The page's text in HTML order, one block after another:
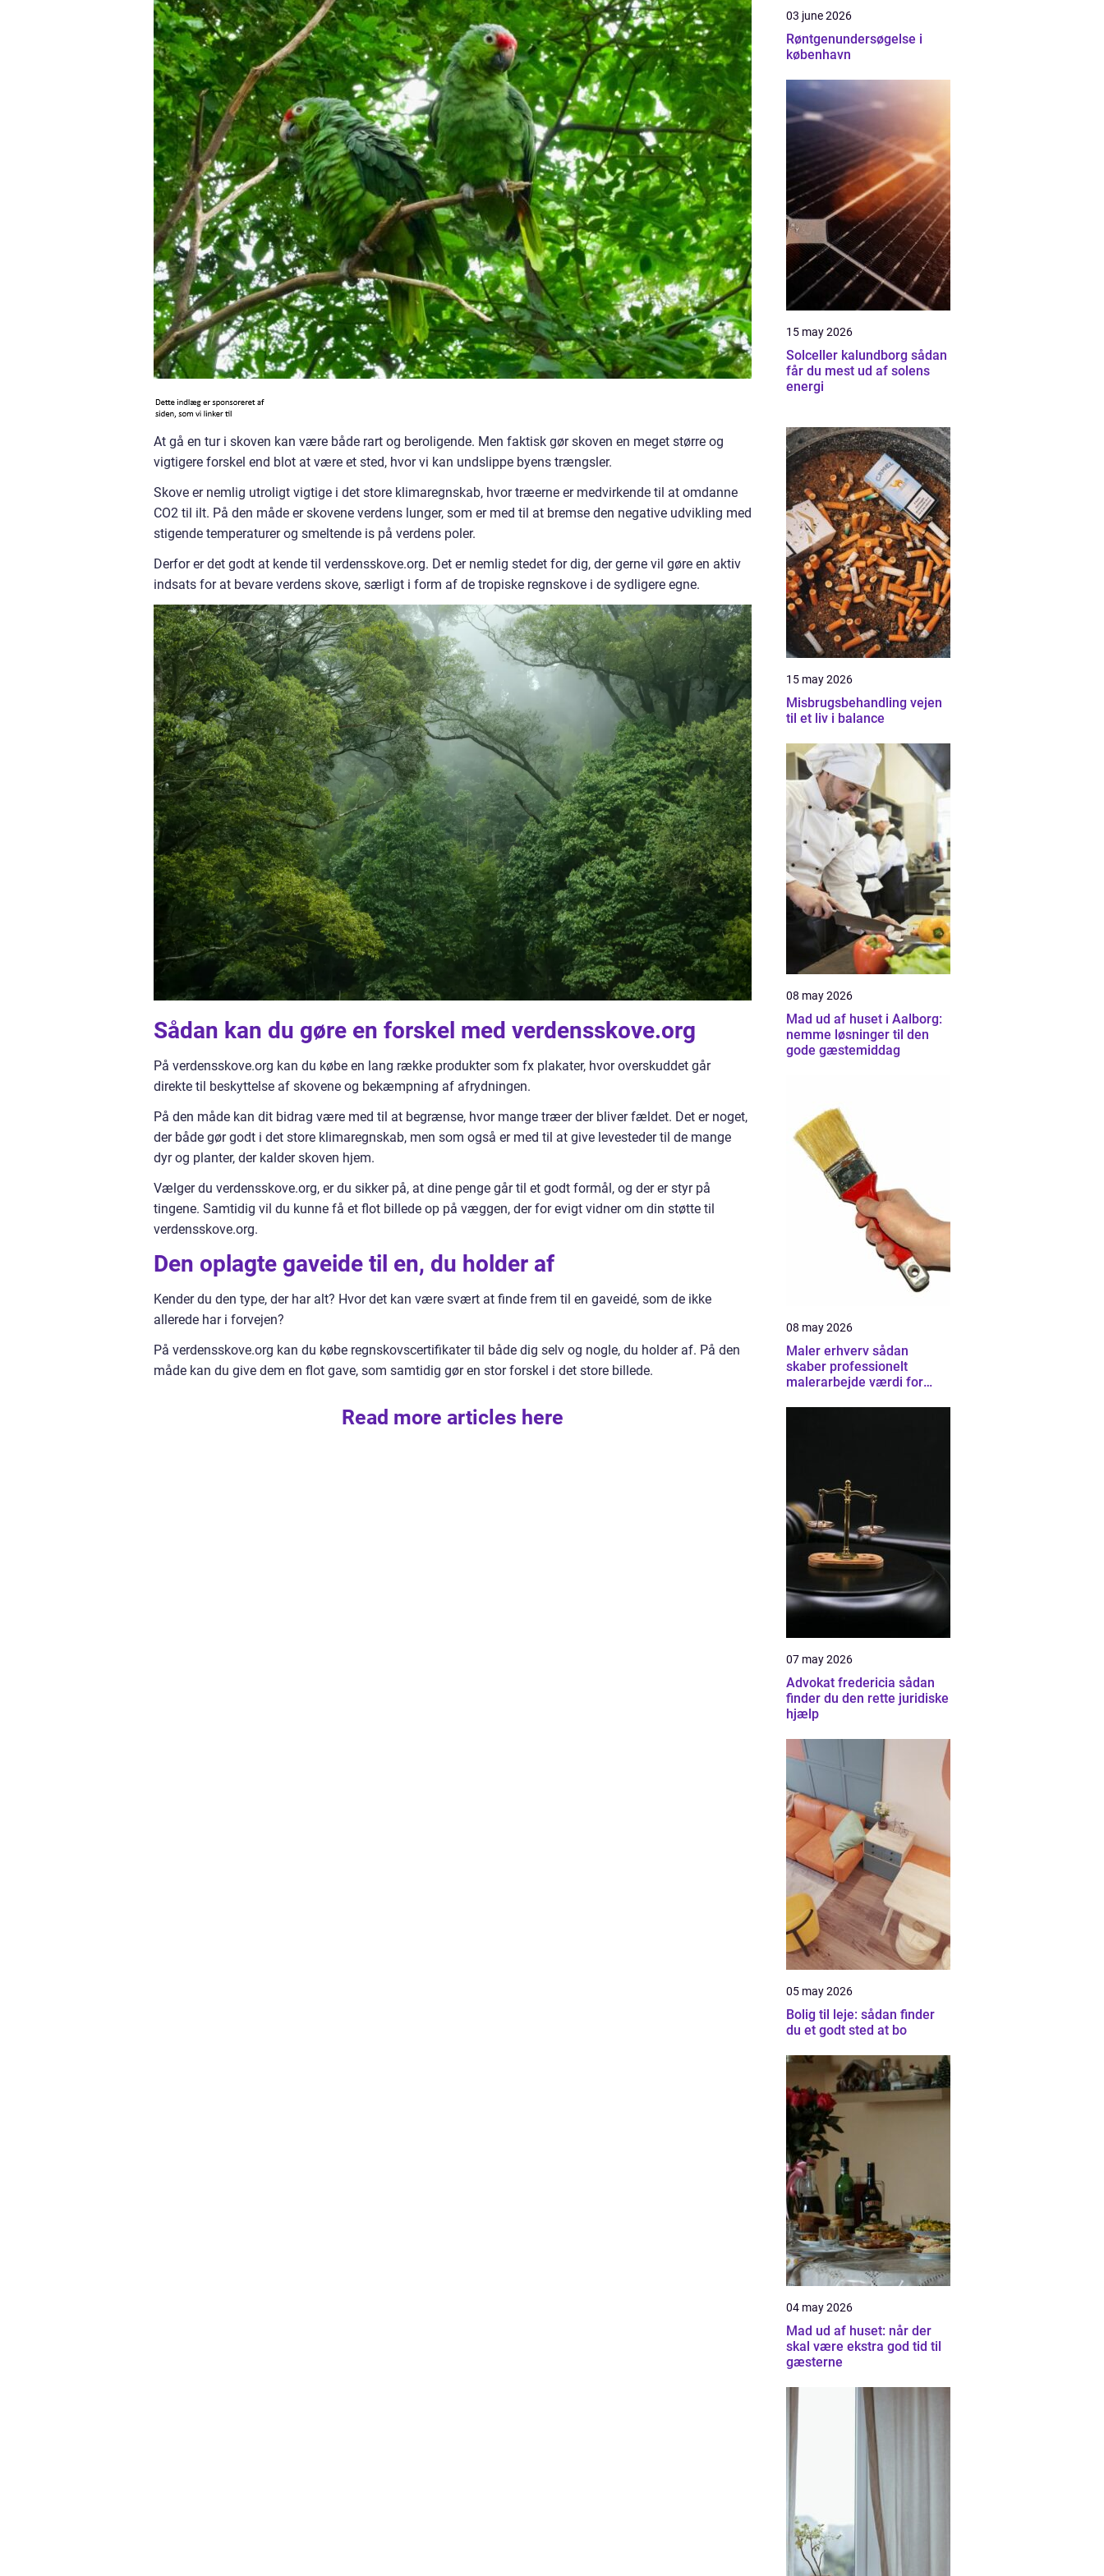
At gå en tur i skoven kan være både rart og beroligende. Men faktisk gør skoven en meget større og
vigtigere forskel end blot at være et sted, hvor vi kan undslippe byens trængsler.
Skove er nemlig utroligt vigtige i det store klimaregnskab, hvor træerne er medvirkende til at omdanne
CO2 til ilt. På den måde er skovene verdens lunger, som er med til at bremse den negative udvikling med
stigende temperaturer og smeltende is på verdens poler.
Derfor er det godt at kende til verdensskove.org. Det er nemlig stedet for dig, der gerne vil gøre en aktiv
indsats for at bevare verdens skove, særligt i form af de tropiske regnskove i de sydligere egne.
Sådan kan du gøre en forskel med verdensskove.org
På verdensskove.org kan du købe en lang række produkter som fx plakater, hvor overskuddet går
direkte til beskyttelse af skovene og bekæmpning af afrydningen.
På den måde kan dit bidrag være med til at begrænse, hvor mange træer der bliver fældet. Det er noget,
der både gør godt i det store klimaregnskab, men som også er med til at give levesteder til de mange
dyr og planter, der kalder skoven hjem.
Vælger du verdensskove.org, er du sikker på, at dine penge går til et godt formål, og der er styr på
tingene. Samtidig vil du kunne få et flot billede op på væggen, der for evigt vidner om din støtte til
verdensskove.org.
Den oplagte gaveide til en, du holder af
Kender du den type, der har alt? Hvor det kan være svært at finde frem til en gaveidé, som de ikke
allerede har i forvejen?
På verdensskove.org kan du købe regnskovscertifikater til både dig selv og nogle, du holder af. På den
måde kan du give dem en flot gave, som samtidig gør en stor forskel i det store billede.
Read more articles here
03 june 2026
Røntgenundersøgelse i
københavn
15 may 2026
Solceller kalundborg sådan
får du mest ud af solens
energi
15 may 2026
Misbrugsbehandling vejen
til et liv i balance
08 may 2026
Mad ud af huset i Aalborg:
nemme løsninger til den
gode gæstemiddag
08 may 2026
Maler erhverv sådan
skaber professionelt
malerarbejde værdi for
07 may 2026
Advokat fredericia sådan
finder du den rette juridiske
hjælp
05 may 2026
Bolig til leje: sådan finder
du et godt sted at bo
04 may 2026
Mad ud af huset: når der
skal være ekstra god tid til
gæsterne